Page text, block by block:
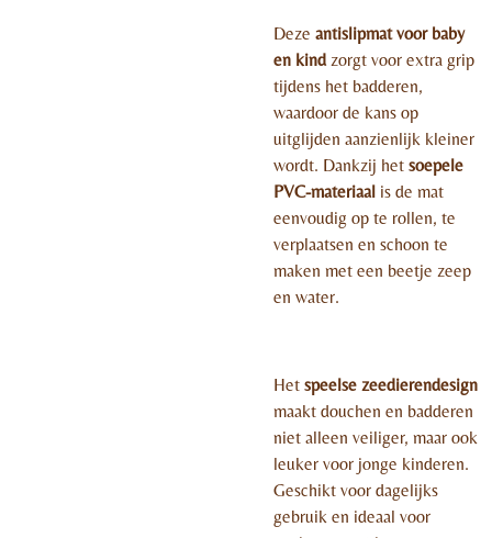
Deze antislipmat voor baby
en kindzorgt voor extra grip
tijdens het badderen,
waardoor de kans op
uitglijden aanzienlijk kleiner
wordt. Dankzij het soepele
PVC-materiaal is de mat
eenvoudig op te rollen, te
verplaatsen en schoon te
maken met een beetje zeep
en water.
Het speelse zeedierendesign
maakt douchen en badderen
niet alleen veiliger, maar ook
leuker voor jonge kinderen.
Geschikt voor dagelijks
gebruik en ideaal voor